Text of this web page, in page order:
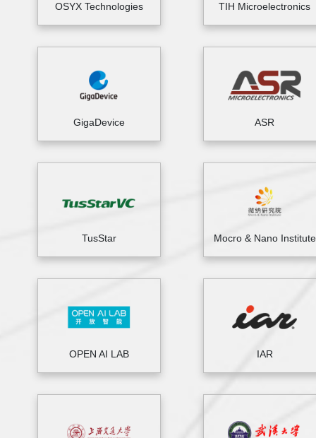
OSYX Technologies TIH Microelectronics
GigaDevice ASR
TusStar Mocro & Nano Institute
OPEN AI LAB IAR